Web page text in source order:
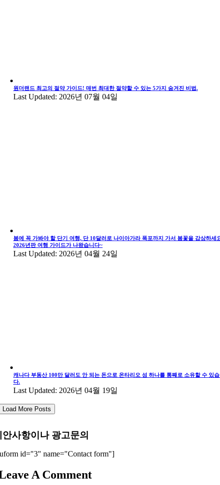
원더랜드 최고의 절약 가이드! 매번 최대한 절약할 수 있는 5가지 숨겨진 비법.
Last Updated: 2026년 07월 04일
봄에 꼭 가봐야 할 단기 여행, 단 10달러로 나이아가라 폭포까지 가서 봄꽃을 감상하세
2026년판 여행 가이드가 나왔습니다~
Last Updated: 2026년 04월 24일
캐나다 부동산 100만 달러도 안 되는 돈으로 온타리오 섬 하나를 통째로 소유할 수 있
다.
Last Updated: 2026년 04월 19일
Load More Posts
안사항이나 광고문의
id="3" name="Contact form"]
A Comment